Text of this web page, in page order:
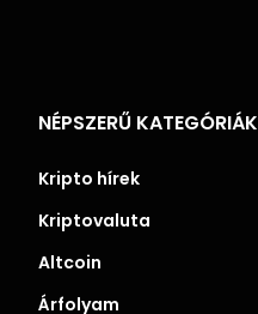
NÉPSZERŰ KATEGÓRIÁK
Kripto hírek
Kriptovaluta
Altcoin
Árfolyam